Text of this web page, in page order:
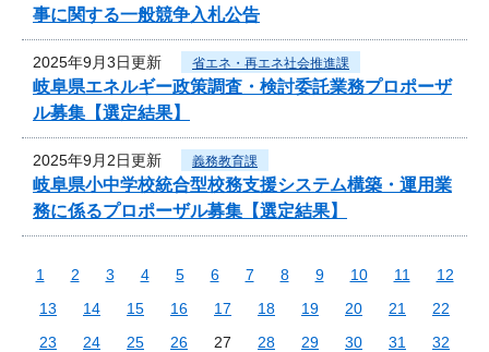
事に関する一般競争入札公告
2025年9月3日更新 省エネ・再エネ社会推進課
岐阜県エネルギー政策調査・検討委託業務プロポーザ
ル募集【選定結果】
2025年9月2日更新 義務教育課
岐阜県小中学校統合型校務支援システム構築・運用業
務に係るプロポーザル募集【選定結果】
1 2 3 4 5 6 7 8 9 10 11
12
13
14 15 16 17 18 19 20 21
22
23
24 25 26 27 28 29 30 31
32